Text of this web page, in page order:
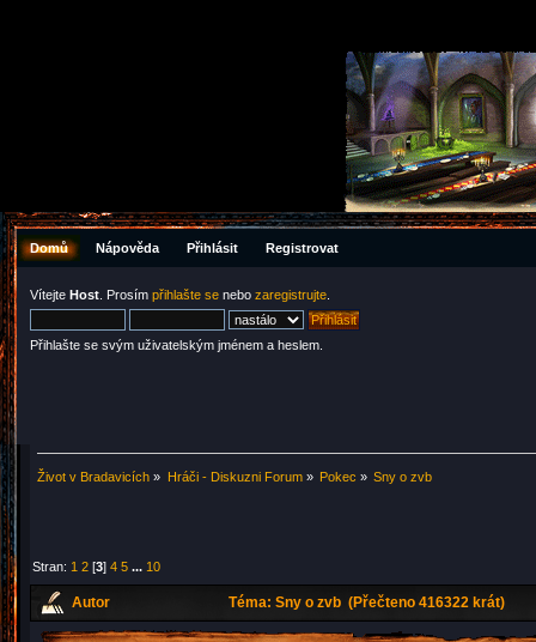
Domů Nápověda Přihlásit Registrovat
Vítejte Host . Prosím přihlašte se nebo zaregistrujte
Přihlašte se svým uživatelským jménem a heslem.
Život v Bradavicích » Hráči - Diskuzni Forum» Pokec » Sny o zvb
Stran: 1 2 [3]4 5 ... 10
Autor Téma: Sny o zvb (Přečteno 416322 krát)